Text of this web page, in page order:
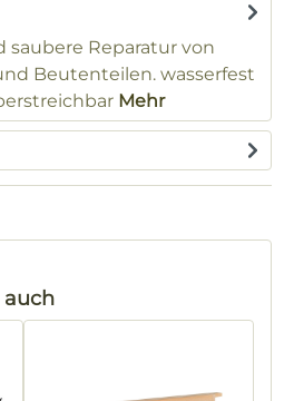
saubere Reparatur von
Beutenteilen. wasserfest
Mehr